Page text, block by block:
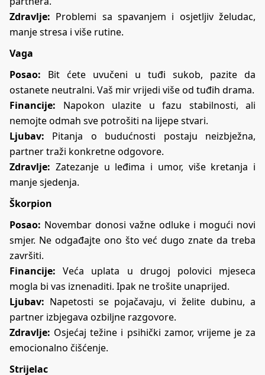
Zdravlje: Problemi sa spavanjem i osjetljiv želudac,
manje stresa i više rutine.
Vaga
Posao: Bit ćete uvučeni u tuđi sukob, pazite da
ostanete neutralni. Vaš mir vrijedi više od tuđih drama.
Financije: Napokon ulazite u fazu stabilnosti, ali
nemojte odmah sve potrošiti na lijepe stvari.
Ljubav: Pitanja o budućnosti postaju neizbježna,
partner traži konkretne odgovore.
Zdravlje: Zatezanje u leđima i umor, više kretanja i
manje sjedenja.
Škorpion
Posao: Novembar donosi važne odluke i mogući novi
smjer. Ne odgađajte ono što već dugo znate da treba
završiti.
Financije: Veća uplata u drugoj polovici mjeseca
mogla bi vas iznenaditi. Ipak ne trošite unaprijed.
Ljubav: Napetosti se pojačavaju, vi želite dubinu, a
partner izbjegava ozbiljne razgovore.
Zdravlje: Osjećaj težine i psihički zamor, vrijeme je za
emocionalno čišćenje.
Strijelac